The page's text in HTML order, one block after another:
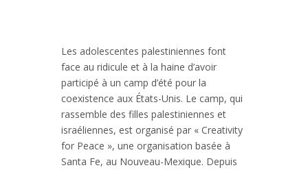
Les adolescentes palestiniennes font
face au ridicule et à la haine d’avoir
participé à un camp d’été pour la
coexistence aux États-Unis. Le camp, qui
rassemble des filles palestiniennes et
israéliennes, est organisé par « Creativity
for Peace », une organisation basée à
Santa Fe, au Nouveau-Mexique. Depuis